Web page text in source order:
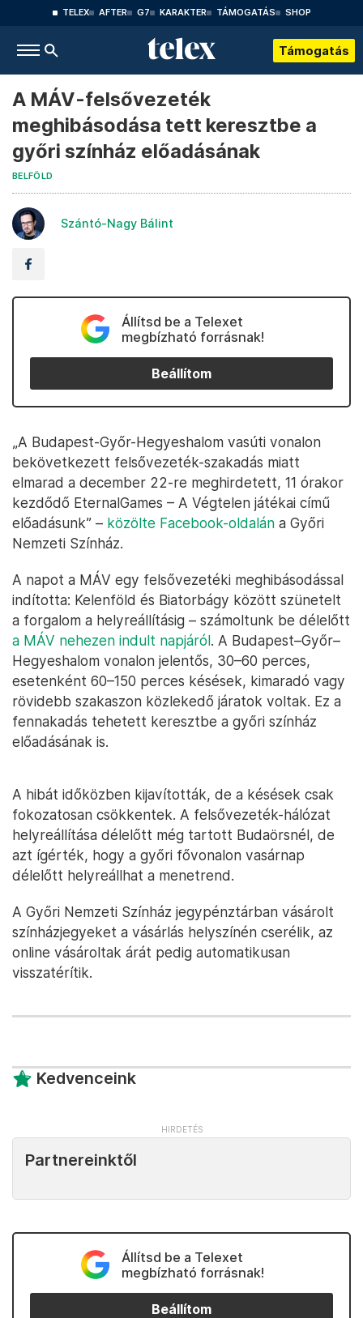
TELEX AFTER G7 KARAKTER TÁMOGATÁS SHOP
Támogatás
A MÁV-felsővezeték
meghibásodása tett keresztbe a
győri színház előadásának
BELFÖLD
Szántó-Nagy Bálint
Állítsd be a Telexet
megbízható forrásnak!
Beállítom
„A Budapest-Győr-Hegyeshalom vasúti vonalon
bekövetkezett felsővezeték-szakadás miatt
elmarad a december 22-re meghirdetett, 11 órakor
kezdődő EternalGames – A Végtelen játékai című
előadásunk” – közölte Facebook-oldalán a Győri
Nemzeti Színház.
A napot a MÁV egy felsővezetéki meghibásodással
indította: Kelenföld és Biatorbágy között szünetelt
a forgalom a helyreállításig – számoltunk be délelőtt
a MÁV nehezen indult napjáról. A Budapest–Győr–
Hegyeshalom vonalon jelentős, 30–60 perces,
esetenként 60–150 perces késések, kimaradó vagy
rövidebb szakaszon közlekedő járatok voltak. Ez a
fennakadás tehetett keresztbe a győri színház
előadásának is.
A hibát időközben kijavították, de a késések csak
fokozatosan csökkentek. A felsővezeték-hálózat
helyreállítása délelőtt még tartott Budaörsnél, de
azt ígérték, hogy a győri fővonalon vasárnap
délelőtt helyreállhat a menetrend.
A Győri Nemzeti Színház jegypénztárban vásárolt
színházjegyeket a vásárlás helyszínén cserélik, az
online vásároltak árát pedig automatikusan
visszatérítik.
Kedvenceink
Partnereinktől
Állítsd be a Telexet
megbízható forrásnak!
Beállítom